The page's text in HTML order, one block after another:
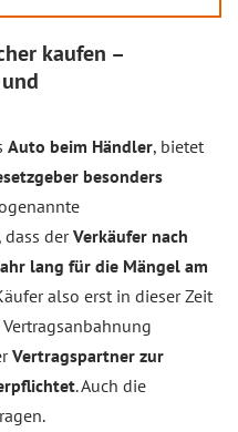
kaufen –
Auto beim Händler, bietet
besonders
dass derVerkäufer nach
lang für die Mängel am
also erst in dieser Zeit
Vertragspartner zur
. Auch die